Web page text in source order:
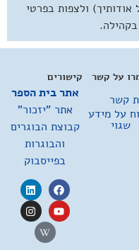
ולצפות בפרטי
קישורים
אתר בית הספר
אתר "יזכור"
קבוצת הבוגרים
והבוגרות
בפייסבוק
על קשר
קשר
על מידע
שגוי